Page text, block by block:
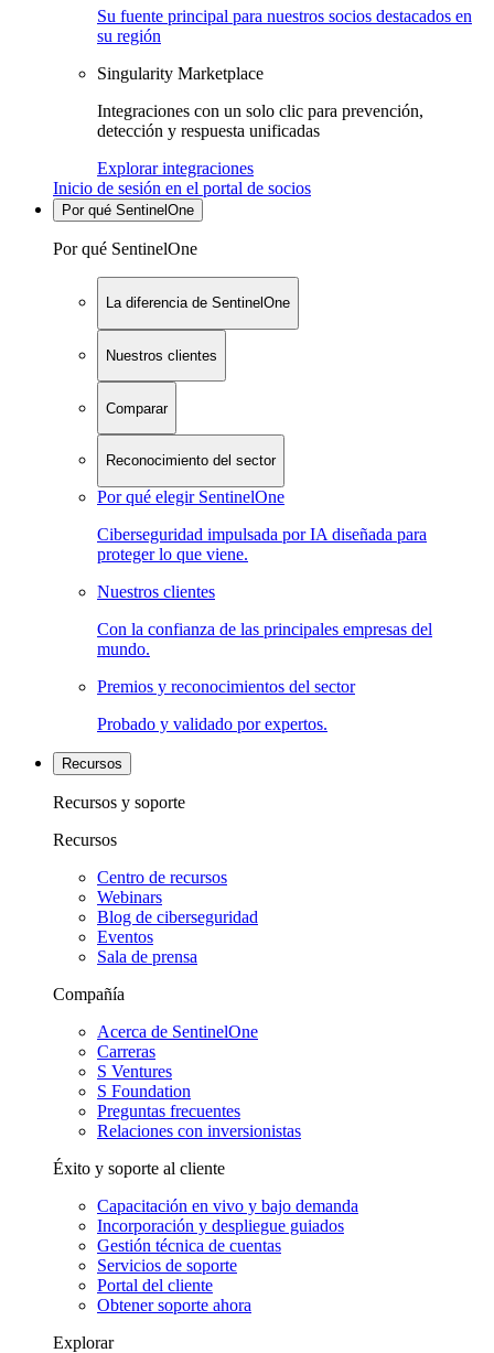
Su fuente principal para nuestros socios destacados en
su región
Singularity Marketplace
Integraciones con un solo clic para prevención,
detección y respuesta unificadas
Explorar integraciones
Inicio de sesión en el portal de socios
Por qué SentinelOne
Por qué SentinelOne
La diferencia de SentinelOne
Nuestros clientes
Comparar
Reconocimiento del sector
Por qué elegir SentinelOne
Ciberseguridad impulsada por IA diseñada para
proteger lo que viene.
Nuestros clientes
Con la confianza de las principales empresas del
mundo.
Premios y reconocimientos del sector
Probado y validado por expertos.
Recursos
Recursos y soporte
Recursos
Centro de recursos
Webinars
Blog de ciberseguridad
Eventos
Sala de prensa
Compañía
Acerca de SentinelOne
Carreras
S Ventures
S Foundation
Preguntas frecuentes
Relaciones con inversionistas
Éxito y soporte al cliente
Capacitación en vivo y bajo demanda
Incorporación y despliegue guiados
Gestión técnica de cuentas
Servicios de soporte
Portal del cliente
Obtener soporte ahora
Explorar